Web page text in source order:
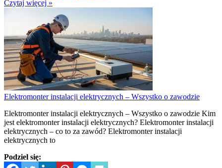
Czytaj więcej »
Elektromonter instalacji elektrycznych – Wszystko o zawodzie
Elektromonter instalacji elektrycznych – Wszystko o zawodzie Kim
jest elektromonter instalacji elektrycznych? Elektromonter instalacji
elektrycznych – co to za zawód? Elektromonter instalacji
elektrycznych to
Podziel się: